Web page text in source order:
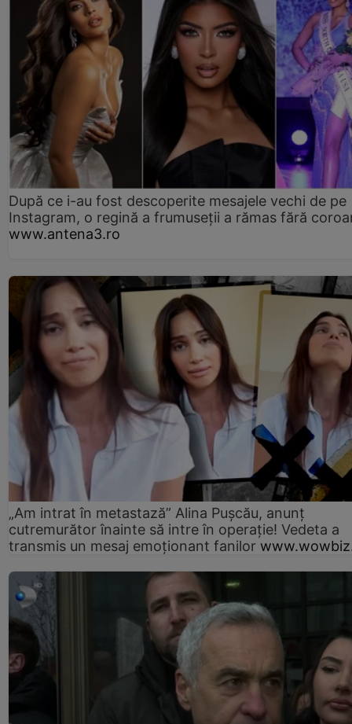
După ce i-au fost descoperite mesajele vechi de pe
Instagram, o regină a frumuseții a rămas fără
www.antena3.ro
„Am intrat în metastază” Alina Pușcău, anunț
cutremurător înainte să intre în operație! Vedeta a
transmis un mesaj emoționant fanilor